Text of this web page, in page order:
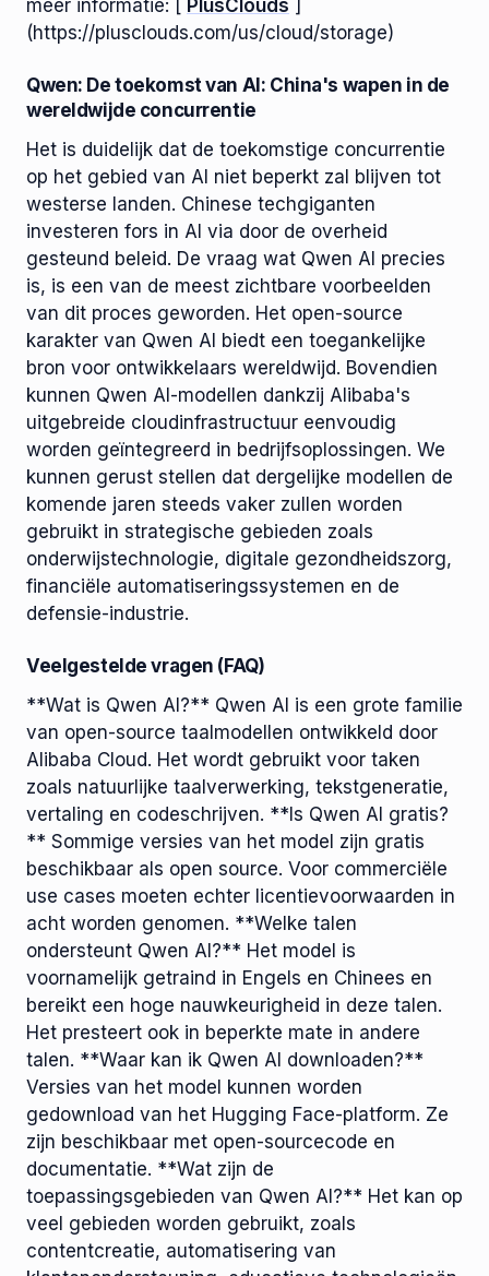
meer informatie: [ PlusClouds ]
(https://plusclouds.com/us/cloud/storage)
Qwen: De toekomst van AI: China's wapen in de
wereldwijde concurrentie
Het is duidelijk dat de toekomstige concurrentie
op het gebied van AI niet beperkt zal blijven tot
westerse landen. Chinese techgiganten
investeren fors in AI via door de overheid
gesteund beleid. De vraag wat Qwen AI precies
is, is een van de meest zichtbare voorbeelden
van dit proces geworden. Het open-source
karakter van Qwen AI biedt een toegankelijke
bron voor ontwikkelaars wereldwijd. Bovendien
kunnen Qwen AI-modellen dankzij Alibaba's
uitgebreide cloudinfrastructuur eenvoudig
worden geïntegreerd in bedrijfsoplossingen. We
kunnen gerust stellen dat dergelijke modellen de
komende jaren steeds vaker zullen worden
gebruikt in strategische gebieden zoals
onderwijstechnologie, digitale gezondheidszorg,
financiële automatiseringssystemen en de
defensie-industrie.
Veelgestelde vragen (FAQ)
**Wat is Qwen AI?** Qwen AI is een grote familie
van open-source taalmodellen ontwikkeld door
Alibaba Cloud. Het wordt gebruikt voor taken
zoals natuurlijke taalverwerking, tekstgeneratie,
vertaling en codeschrijven. **Is Qwen AI gratis?
** Sommige versies van het model zijn gratis
beschikbaar als open source. Voor commerciële
use cases moeten echter licentievoorwaarden in
acht worden genomen. **Welke talen
ondersteunt Qwen AI?** Het model is
voornamelijk getraind in Engels en Chinees en
bereikt een hoge nauwkeurigheid in deze talen.
Het presteert ook in beperkte mate in andere
talen. **Waar kan ik Qwen AI downloaden?**
Versies van het model kunnen worden
gedownload van het Hugging Face-platform. Ze
zijn beschikbaar met open-sourcecode en
documentatie. **Wat zijn de
toepassingsgebieden van Qwen AI?** Het kan op
veel gebieden worden gebruikt, zoals
contentcreatie, automatisering van